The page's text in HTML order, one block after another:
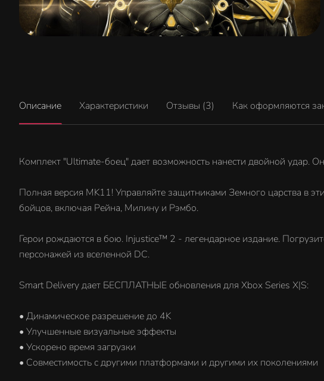
Описание Характеристики Отзывы (3) Как оформляются
Комплект "Ultimate-боец" дает возможность нанести двойной удар.
Полная версия MK11! Управляйте защитниками Земного царства в
бойцов, включая Рейна, Милину и Рэмбо.
Герои рождаются в бою. Injustice™ 2 - легендарное издание.
персонажей из вселенной DC.
Smart Delivery дает БЕСПЛАТНЫЕ обновления для Xbox Series X|S:
• Динамическое разрешение до 4K
• Улучшенные визуальные эффекты
• Ускорено время загрузки
• Совместимость с другими платформами и другими их поколениями